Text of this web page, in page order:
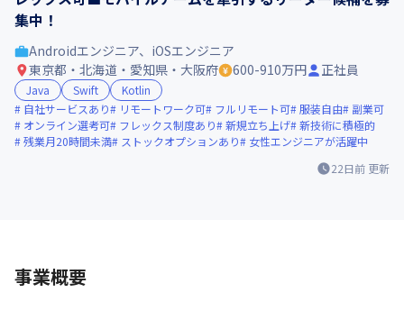
集中！
22日前 更新
Androidエンジニア、iOSエンジニア
東京都・北海道・愛知県・大阪府
600-910万円 正社員
Java Swift
Kotlin
自社サービスあり
リモートワーク可 フルリモート可 服装自由
副業可
オンライン選考可
フレックス制度あり 新規立ち上げ 新技術に積極的
残業月20時間未満
ストックオプションあり 女性エンジニアが活躍中
事業概要